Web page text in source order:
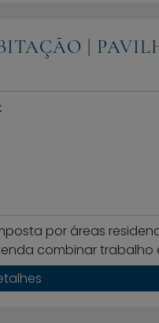
|
por áreas
combinar